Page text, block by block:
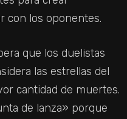
con los oponentes.
que los duelistas
las estrellas del
cantidad de muertes.
de lanza» porque